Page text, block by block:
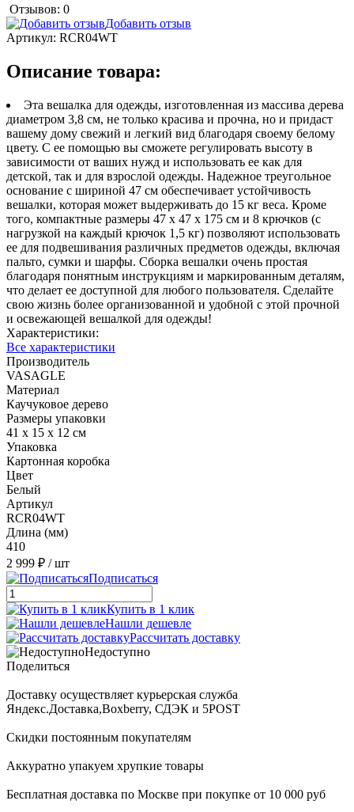
Отзывов: 0
Добавить отзыв
Артикул: RCR04WT
Описание товара:
Эта вешалка для одежды, изготовленная из массива дерева
диаметром 3,8 см, не только красива и прочна, но и придаст
вашему дому свежий и легкий вид благодаря своему белому
цвету. С ее помощью вы сможете регулировать высоту в
зависимости от ваших нужд и использовать ее как для
детской, так и для взрослой одежды. Надежное треугольное
основание с шириной 47 см обеспечивает устойчивость
вешалки, которая может выдерживать до 15 кг веса. Кроме
того, компактные размеры 47 x 47 x 175 см и 8 крючков (с
нагрузкой на каждый крючок 1,5 кг) позволяют использовать
ее для подвешивания различных предметов одежды, включая
пальто, сумки и шарфы. Сборка вешалки очень простая
благодаря понятным инструкциям и маркированным деталям,
что делает ее доступной для любого пользователя. Сделайте
свою жизнь более организованной и удобной с этой прочной
и освежающей вешалкой для одежды!
Характеристики:
Все характеристики
Производитель
VASAGLE
Материал
Каучуковое дерево
Размеры упаковки
41 х 15 х 12 см
Упаковка
Картонная коробка
Цвет
Белый
Артикул
RCR04WT
Длина (мм)
410
2 999 ₽ / шт
Подписаться
Купить в 1 клик
Нашли дешевле
Рассчитать доставку
Недоступно
Поделиться
Доставку осуществляет курьерская служба
Яндекс.Доставка,Boxberry, СДЭК и 5POST
Скидки постоянным покупателям
Аккуратно упакуем хрупкие товары
Бесплатная доставка по Москве при покупке от 10 000 руб